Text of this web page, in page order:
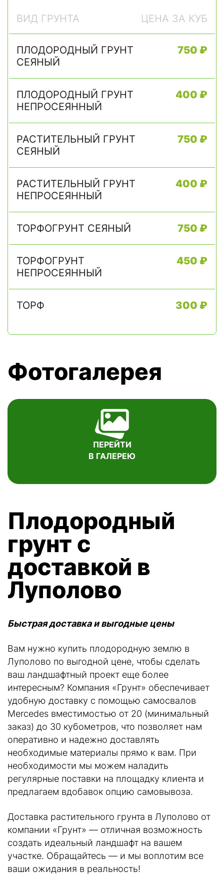
ВИД ГРУНТА ЦЕНА ЗА КУБ
ПЛОДОРОДНЫЙ ГРУНТ
СЕЯНЫЙ
750 ₽
ПЛОДОРОДНЫЙ ГРУНТ
НЕПРОСЕЯННЫЙ
400 ₽
РАСТИТЕЛЬНЫЙ ГРУНТ
СЕЯНЫЙ
750 ₽
РАСТИТЕЛЬНЫЙ ГРУНТ
НЕПРОСЕЯННЫЙ
400 ₽
ТОРФОГРУНТ СЕЯНЫЙ 750 ₽
ТОРФОГРУНТ
НЕПРОСЕЯННЫЙ
450 ₽
ТОРФ 300 ₽
Фотогалерея
ПЕРЕЙТИ
В ГАЛЕРЕЮ
Плодородный
грунт с
доставкой в
Луполово
Быстрая доставка и выгодные цены
Вам нужно купить плодородную землю в
Луполово по выгодной цене, чтобы сделать
ваш ландшафтный проект еще более
интересным? Компания «Грунт» обеспечивает
удобную доставку с помощью самосвалов
Mercedes вместимостью от 20 (минимальный
заказ) до 30 кубометров, что позволяет нам
оперативно и надежно доставлять
необходимые материалы прямо к вам. При
необходимости мы можем наладить
регулярные поставки на площадку клиента и
предлагаем вдобавок опцию самовывоза.
Доставка растительного грунта в Луполово от
компании «Грунт» — отличная возможность
создать идеальный ландшафт на вашем
участке. Обращайтесь — и мы воплотим все
ваши ожидания в реальность!